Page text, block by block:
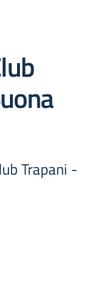
Trapani -